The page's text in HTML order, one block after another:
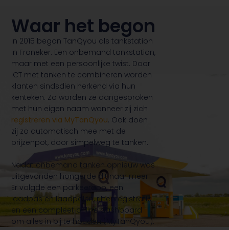
Waar het begon
In 2015 begon TanQyou als tankstation
in Franeker. Een onbemand tankstation,
maar met een persoonlijke twist. Door
ICT met tanken te combineren worden
klanten sindsdien herkend via hun
kenteken. Zo worden ze aangesproken
met hun eigen naam wanneer zij zich
registreren via MyTanQyou. Ook doen
zij zo automatisch mee met de
prijzenpot, door simpelweg te tanken.
Nadat onbemand tanken opnieuw was
uitgevonden hongerde dit naar meer.
Er volgde een parkeerapp, een
laadpas en laadpalen, rittenregistratie
en een compleet online dashboard
om alles in bij te houden (MyTanQyou).